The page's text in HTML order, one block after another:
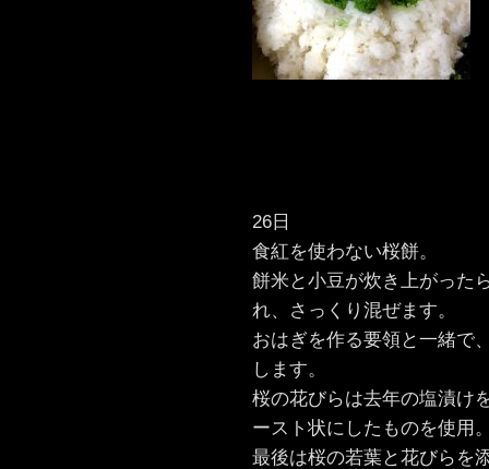
26日
食紅を使わない桜餅。
餅米と小豆が炊き上がった
れ、さっくり混ぜます。
おはぎを作る要領と一緒で
します。
桜の花びらは去年の塩漬け
ースト状にしたものを使用
最後は桜の若葉と花びらを